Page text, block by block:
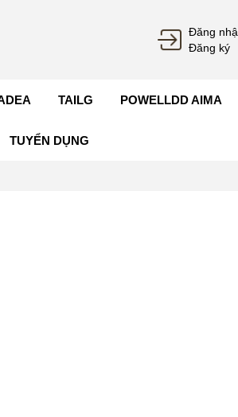
Đăng
Đăng ký
TAILG POWELLDD AIMA
TUYỂN DỤNG